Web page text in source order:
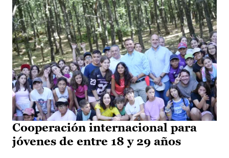
Cooperación internacional para
jóvenes de entre 18 y 29 años